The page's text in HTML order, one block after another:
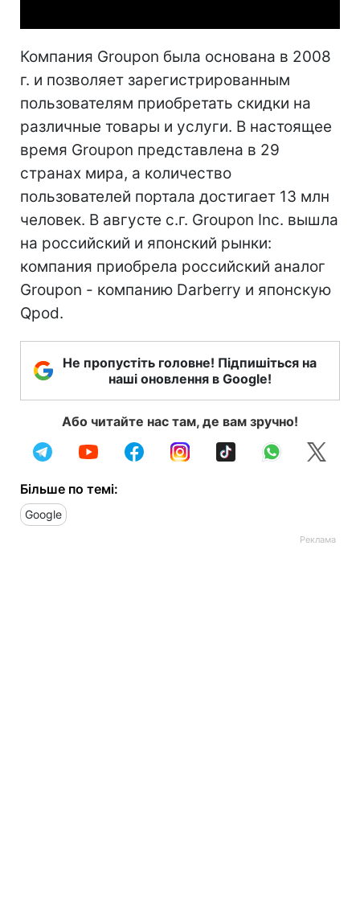
Компания Groupon была основана в 2008
г. и позволяет зарегистрированным
пользователям приобретать скидки на
различные товары и услуги. В настоящее
время Groupon представлена в 29
странах мира, а количество
пользователей портала достигает 13 млн
человек. В августе с.г. Groupon Inc. вышла
на российский и японский рынки:
компания приобрела российский аналог
Groupon - компанию Darberry и японскую
Qpod.
Не пропустіть головне! Підпишіться на
наші оновлення в Google!
Або читайте нас там, де вам зручно!
Більше по темі:
Google